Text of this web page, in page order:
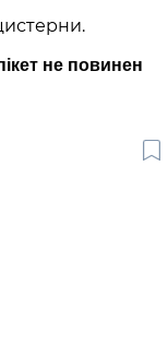
не повинен